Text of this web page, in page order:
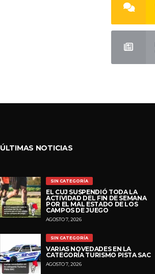
ÚLTIMAS NOTICIAS
SIN CATEGORÍA
EL CUJ SUSPENDIÓ TODA LA
ACTIVIDAD DEL FIN DE SEMANA
POR EL MAL ESTADO DE LOS
CAMPOS DE JUEGO
AGOSTO 7, 2026
SIN CATEGORÍA
VARIAS NOVEDADES EN LA
CATEGORÍA TURISMO PISTA SAC
AGOSTO 7, 2026